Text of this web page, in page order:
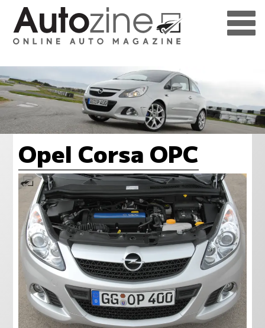
Opel Corsa OPC